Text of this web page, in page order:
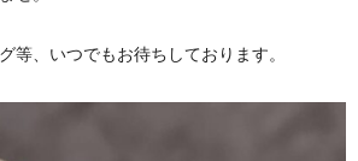
等、いつでもお待ちしております。